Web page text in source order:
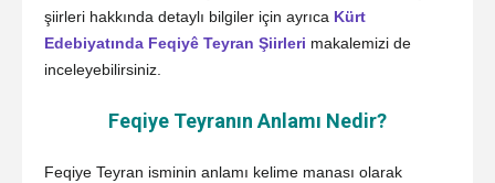
şiirleri hakkında detaylı bilgiler için ayrıca Kürt
Edebiyatında Feqiyê Teyran Şiirleri makalemizi de
inceleyebilirsiniz.
Feqiye Teyranın Anlamı Nedir?
Feqiye Teyran isminin anlamı kelime manası olarak